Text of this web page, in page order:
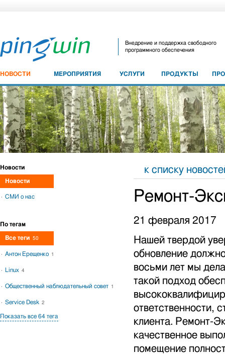
Внедрение и поддержка свободного
программного обеспечения
НОВОСТИ МЕРОПРИЯТИЯ УСЛУГИ ПРОДУКТЫ
к списку
Ремонт-
21 февраля 2017
Нашей твердой
обновление
восьми лет мы
такой подход
ответственности,
клиента. Ремонт-
качественное
помещение
Новости
Новости
СМИ о нас
По тегам
Все теги 50
Антон Ерещенко 1
Linux 4
Общественный наблюдательный совет 1
Service Desk 2
Показать все 64 тега